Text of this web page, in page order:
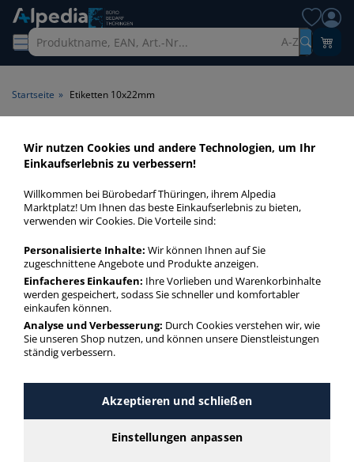
A-Z
Startseite » Etiketten 10x22mm
Etiketten 10x22mm > Maße
10x22mm
Etiketten 10x22mm in bester Qualität zum günstigen Preis.
Finden Sie schnell Etiketten 10x22mm mit unserer Filter-
Etiketten 10x22mm
mehr Infos zur Kategorie
Wir nutzen Cookies und andere Technologien, um Ihr
Einkaufserlebnis zu verbessern!
Willkommen bei Bürobedarf Thüringen, ihrem Alpedia
Marktplatz! Um Ihnen das beste Einkaufserlebnis zu bieten,
verwenden wir Cookies. Die Vorteile sind:
Personalisierte Inhalte: Wir können Ihnen auf Sie
zugeschnittene Angebote und Produkte anzeigen.
Einfacheres Einkaufen: Ihre Vorlieben und Warenkorbinhalte
werden gespeichert, sodass Sie schneller und komfortabler
einkaufen können.
Analyse und Verbesserung: Durch Cookies verstehen wir, wie
Sie unseren Shop nutzen, und können unsere Dienstleistungen
ständig verbessern.
Akzeptieren und schließen
Einstellungen anpassen